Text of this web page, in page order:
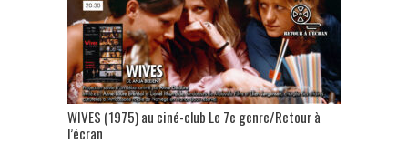
WIVES (1975) au ciné-club Le 7e genre/Retour à
l’écran